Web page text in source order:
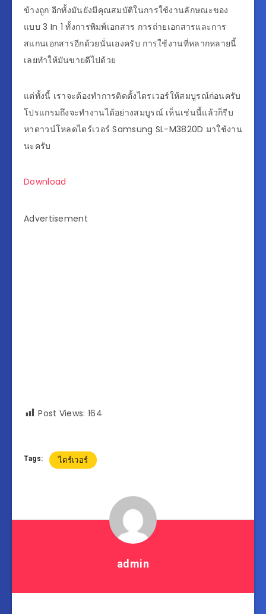
ข้างถูก อีกทั้งมันยังมีคุณสมบัติในการใช้งานลักษณะของ
แบบ 3 In 1 ทั้งการพิมพ์เอกสาร การถ่ายเอกสารและการ
สแกนเอกสารอีกด้วยนั่นเองครับ การใช้งานที่หลากหลายนี้
เลยทำให้มันขายดีไปด้วย
แต่ทั้งนี้ เราจะต้องทำการติดตั้งไดรเวอร์ให้สมบูรณ์ก่อนครับ
โปรแกรมถึงจะทำงานได้อย่างสมบูรณ์ เห็นเช่นนี้แล้วก็รีบ
หาดาวน์โหลดไดร์เวอร์ Samsung SL-M3820D มาใช้งาน
นะครับ
Download
Advertisement
Post Views: 164
Tags: ไดร์เวอร์
admin